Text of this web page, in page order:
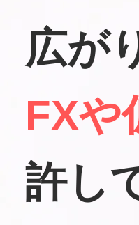
広が
FXや
許し